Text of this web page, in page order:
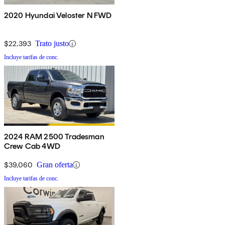
2020 Hyundai Veloster N FWD
$22,393 Trato justo
Incluye tarifas de conc.
2024 RAM 2500 Tradesman
Crew Cab 4WD
$39,060 Gran oferta
Incluye tarifas de conc.